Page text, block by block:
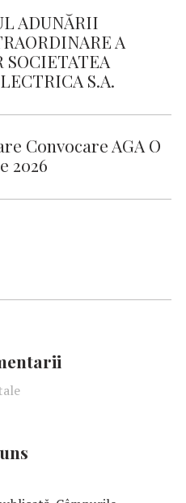
ADUNĂRII
A
S.A.
Convocare AGA O
2026